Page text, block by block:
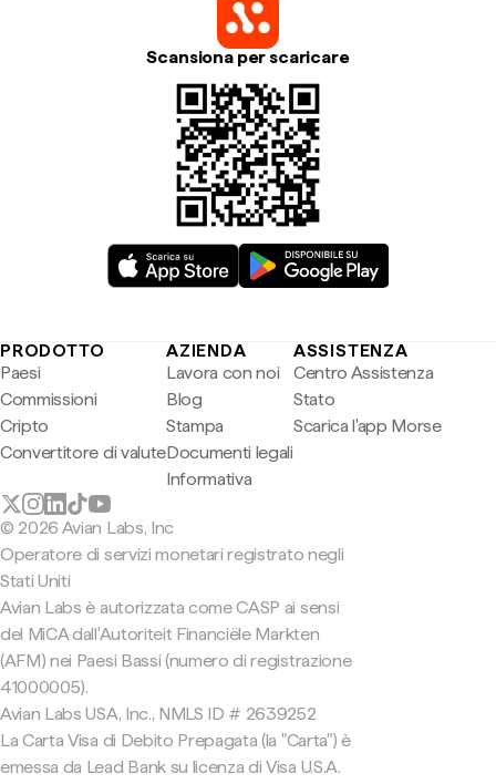
Scansiona per scaricare
PRODOTTO
Paesi
Commissioni
Cripto
Convertitore di valute
AZIENDA
Lavora con noi
Blog
Stampa
Documenti legali
Informativa
ASSISTENZA
Centro Assistenza
Stato
Scarica l'app Morse
© 2026 Avian Labs, Inc
Operatore di servizi monetari registrato negli
Stati Uniti
Avian Labs è autorizzata come CASP ai sensi
del MiCA dall'Autoriteit Financiële Markten
(AFM) nei Paesi Bassi (numero di registrazione
41000005).
Avian Labs USA, Inc., NMLS ID # 2639252
La Carta Visa di Debito Prepagata (la "Carta") è
emessa da Lead Bank su licenza di Visa U.S.A.